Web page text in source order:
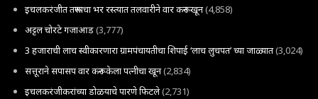
इचलकरंजीत तरूणाचा भर रस्त्यात तलवारीने वार करून खून(4,858)
अट्टल चोरटे गजाआड(3,777)
3 हजाराची लाच स्वीकारणारा ग्रामपंचायतीचा शिपाई ‘लाच लुचपत’ च्या जाळ्यात(3,024)
सत्तूराने सपासप वार करून केला पत्नीचा खून(2,834)
इचलकरंजीकरांच्या डोळयाचे पारणे फिटले(2,731)